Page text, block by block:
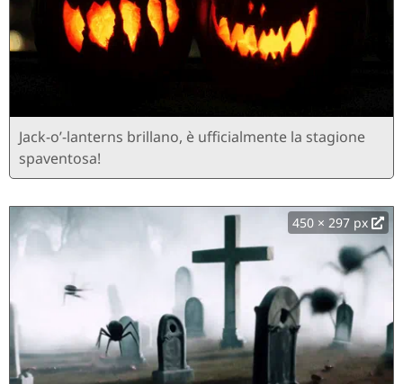
Jack-o’-lanterns brillano, è ufficialmente la stagione
spaventosa!
450 × 297 px